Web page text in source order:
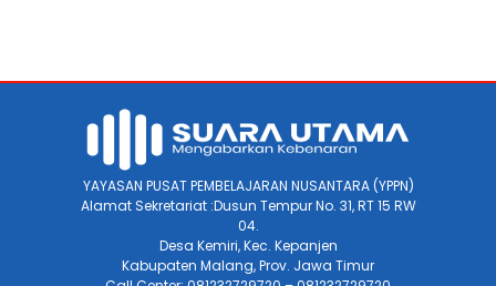
YAYASAN PUSAT PEMBELAJARAN NUSANTARA (YPPN)
Alamat Sekretariat :Dusun Tempur No. 31, RT 15 RW
04.
Desa Kemiri, Kec. Kepanjen
Kabupaten Malang, Prov. Jawa Timur